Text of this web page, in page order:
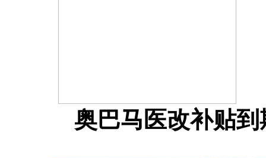
奥巴马医改补贴